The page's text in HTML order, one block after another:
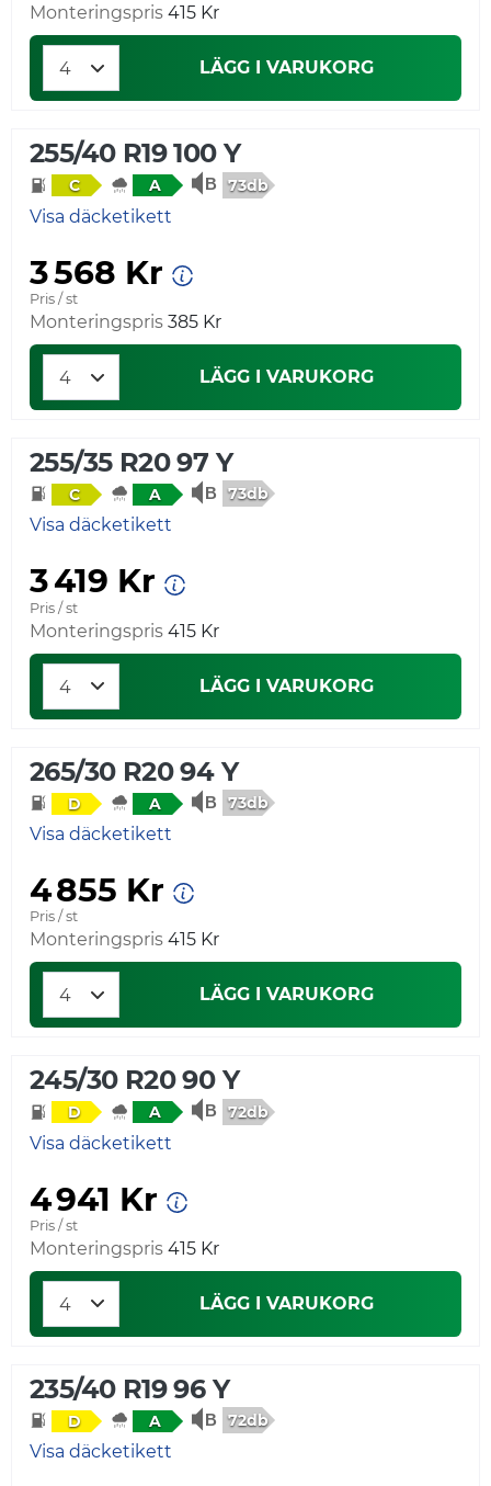
Monteringspris 415 Kr
LÄGG I VARUKORG
255/40 R19 100 Y
C A 73db
Visa däcketikett
3 568 Kr
Pris / st
Monteringspris 385 Kr
LÄGG I VARUKORG
255/35 R20 97 Y
C A 73db
Visa däcketikett
3 419 Kr
Pris / st
Monteringspris 415 Kr
LÄGG I VARUKORG
265/30 R20 94 Y
D A 73db
Visa däcketikett
4 855 Kr
Pris / st
Monteringspris 415 Kr
LÄGG I VARUKORG
245/30 R20 90 Y
D A 72db
Visa däcketikett
4 941 Kr
Pris / st
Monteringspris 415 Kr
LÄGG I VARUKORG
235/40 R19 96 Y
D A 72db
Visa däcketikett